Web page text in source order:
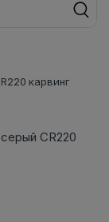
карвинг